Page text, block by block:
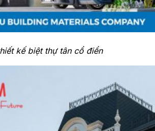
kế biệt thự tân cổ điển